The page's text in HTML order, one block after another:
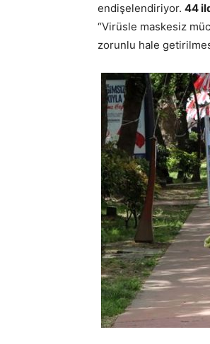
endişelendiriyor. 44
“Virüsle maskesiz
zorunlu hale